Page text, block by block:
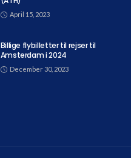
April 15, 2023
Billige flybilletter til rejser til
Amsterdam i 2024
December 30, 2023